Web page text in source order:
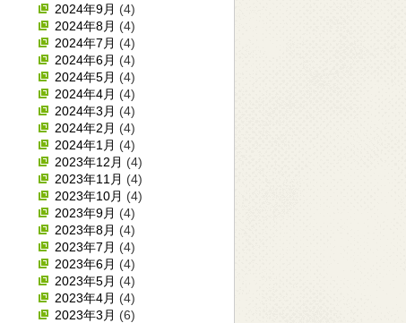
2024年9月 (4)
2024年8月 (4)
2024年7月 (4)
2024年6月 (4)
2024年5月 (4)
2024年4月 (4)
2024年3月 (4)
2024年2月 (4)
2024年1月 (4)
2023年12月 (4)
2023年11月 (4)
2023年10月 (4)
2023年9月 (4)
2023年8月 (4)
2023年7月 (4)
2023年6月 (4)
2023年5月 (4)
2023年4月 (4)
2023年3月 (6)